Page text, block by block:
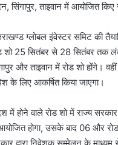
सिंगापुर, ताइवान में आयोजित
ग्लोबल इंवेस्टर समिट की
शो 25 सितंबर से 28 सितंबर तक
और ताइवान में रोड शो होंगे।
के लिए आकर्षित किया जाएगा।
में होने वाले रोड शो में राज्य
होगा, उसके बाद 06 और